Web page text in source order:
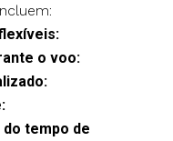
o voo:
tempo de